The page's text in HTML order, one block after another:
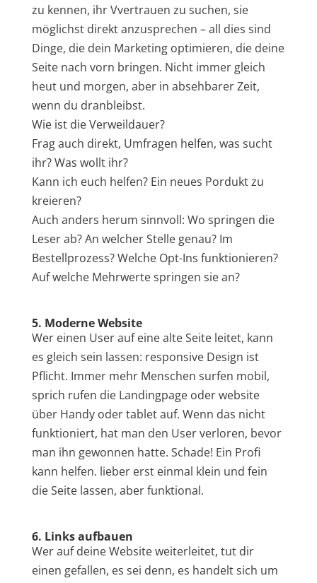
zu kennen, ihr Vvertrauen zu suchen, sie
möglichst direkt anzusprechen – all dies sind
Dinge, die dein Marketing optimieren, die deine
Seite nach vorn bringen. Nicht immer gleich
heut und morgen, aber in absehbarer Zeit,
wenn du dranbleibst.
Wie ist die Verweildauer?
Frag auch direkt, Umfragen helfen, was sucht
ihr? Was wollt ihr?
Kann ich euch helfen? Ein neues Pordukt zu
kreieren?
Auch anders herum sinnvoll: Wo springen die
Leser ab? An welcher Stelle genau? Im
Bestellprozess? Welche Opt-Ins funktionieren?
Auf welche Mehrwerte springen sie an?
5. Moderne Website
Wer einen User auf eine alte Seite leitet, kann
es gleich sein lassen: responsive Design ist
Pflicht. Immer mehr Menschen surfen mobil,
sprich rufen die Landingpage oder website
über Handy oder tablet auf. Wenn das nicht
funktioniert, hat man den User verloren, bevor
man ihn gewonnen hatte. Schade! Ein Profi
kann helfen. lieber erst einmal klein und fein
die Seite lassen, aber funktional.
6. Links aufbauen
Wer auf deine Website weiterleitet, tut dir
einen gefallen, es sei denn, es handelt sich um